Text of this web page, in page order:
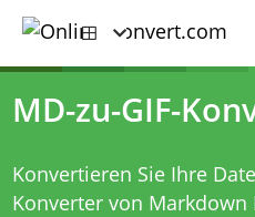
MD-zu-GIF-
Konvertieren Sie Ihre
Konvertervon Markdown